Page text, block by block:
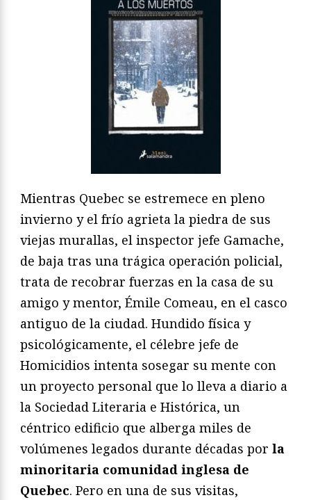
Mientras Quebec se estremece en pleno
invierno y el frío agrieta la piedra de sus
viejas murallas, el inspector jefe Gamache,
de baja tras una trágica operación policial,
trata de recobrar fuerzas en la casa de su
amigo y mentor, Émile Comeau, en el casco
antiguo de la ciudad. Hundido física y
psicológicamente, el célebre jefe de
Homicidios intenta sosegar su mente con
un proyecto personal que lo lleva a diario a
la Sociedad Literaria e Histórica, un
céntrico edificio que alberga miles de
volúmenes legados durante décadas por la
minoritaria comunidad inglesa de
Quebec. Pero en una de sus visitas,